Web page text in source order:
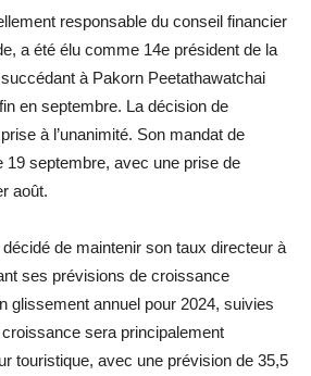
responsable du conseil financier
a été élu comme 14e président de la
à Pakorn Peetathawatchai
en septembre. La décision de
à l’unanimité. Son mandat de
19 septembre, avec une prise de
août.
de maintenir son taux directeur à
ses prévisions de croissance
glissement annuel pour 2024, suivies
sera principalement
touristique, avec une prévision de 35,5